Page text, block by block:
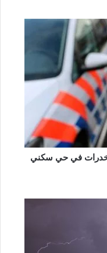
مخدرات في حي سكني